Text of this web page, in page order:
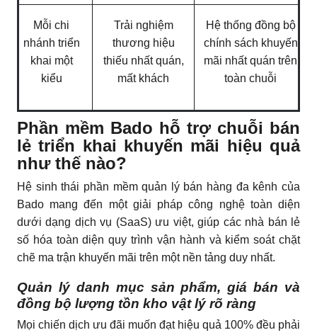
Mỗi chi
nhánh triển
khai một
kiểu
Trải nghiệm
thương hiệu
thiếu nhất quán,
mất khách
Hệ thống đồng bộ
chính sách khuyến
mãi nhất quán trên
toàn chuỗi
Phần mềm Bado hỗ trợ chuỗi bán
lẻ triển khai khuyến mãi hiệu quả
như thế nào?
Hệ sinh thái phần mềm quản lý bán hàng đa kênh của
Bado mang đến một giải pháp công nghệ toàn diện
dưới dạng dịch vụ (SaaS) ưu việt, giúp các nhà bán lẻ
số hóa toàn diện quy trình vận hành và kiểm soát chặt
chẽ ma trận khuyến mãi trên một nền tảng duy nhất.
Quản lý danh mục sản phẩm, giá bán và
đồng bộ lượng tồn kho vật lý rõ ràng
Mọi chiến dịch ưu đãi muốn đạt hiệu quả 100% đều phải